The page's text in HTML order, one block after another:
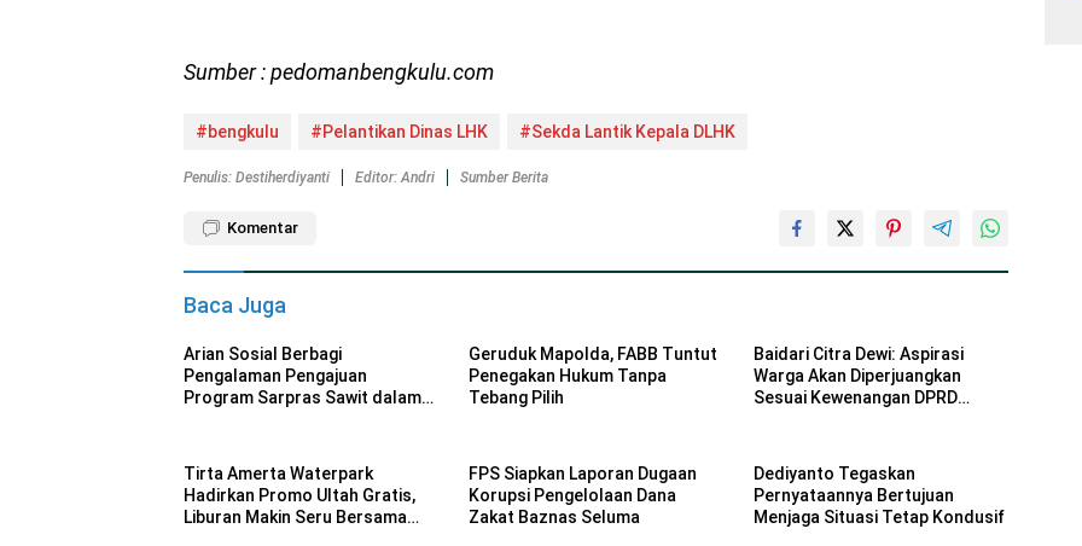
Sumber : pedomanbengkulu.com
#bengkulu #Pelantikan Dinas LHK #Sekda Lantik Kepala DLHK
Penulis: Destiherdiyanti Editor: Andri Sumber Berita
Komentar
Baca Juga
Arian Sosial Berbagi
Pengalaman Pengajuan
Program Sarpras Sawit dalam
Geruduk Mapolda, FABB Tuntut
Penegakan Hukum Tanpa
Tebang Pilih
Baidari Citra Dewi: Aspirasi
Warga Akan Diperjuangkan
Sesuai Kewenangan DPRD
Tirta Amerta Waterpark
Hadirkan Promo Ultah Gratis,
Liburan Makin Seru Bersama
FPS Siapkan Laporan Dugaan
Korupsi Pengelolaan Dana
Zakat Baznas Seluma
Dediyanto Tegaskan
Pernyataannya Bertujuan
Menjaga Situasi Tetap Kondusif